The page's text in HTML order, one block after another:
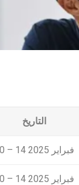
التاريخ
10 – 14 فبراير 2025
10 – 14 فبراير 2025